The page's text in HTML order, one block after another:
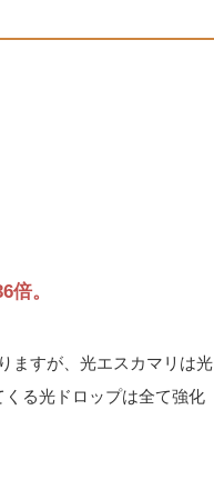
倍。
ますが、光エスカマリは光
る光ドロップは全て強化